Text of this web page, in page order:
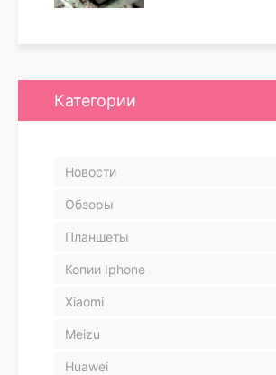
Категории
Новости
Обзоры
Планшеты
Копии Iphone
Xiaomi
Meizu
Huawei